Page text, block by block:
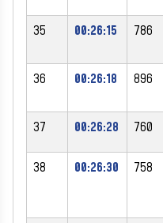
35 00:26:15 786
36 00:26:18 896
37 00:26:28 760
38 00:26:30 758